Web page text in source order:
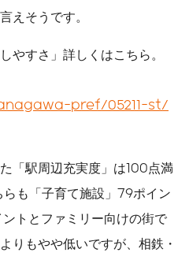
えそうです。
やすさ」詳しくはこちら。
pref/05211-st/
「駅周辺充実度」は100点満
も「子育て施設」79ポイン
トとファミリー向けの街で
りもやや低いですが、相鉄・